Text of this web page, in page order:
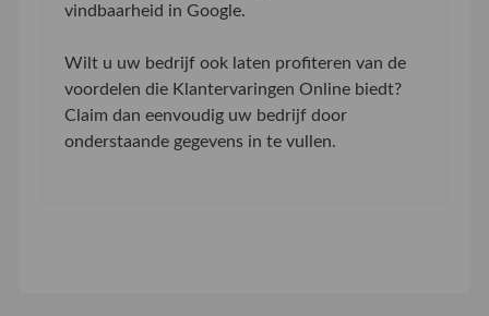
vindbaarheid in Google.
Wilt u uw bedrijf ook laten profiteren van de
voordelen die Klantervaringen Online biedt?
Claim dan eenvoudig uw bedrijf door
onderstaande gegevens in te vullen.